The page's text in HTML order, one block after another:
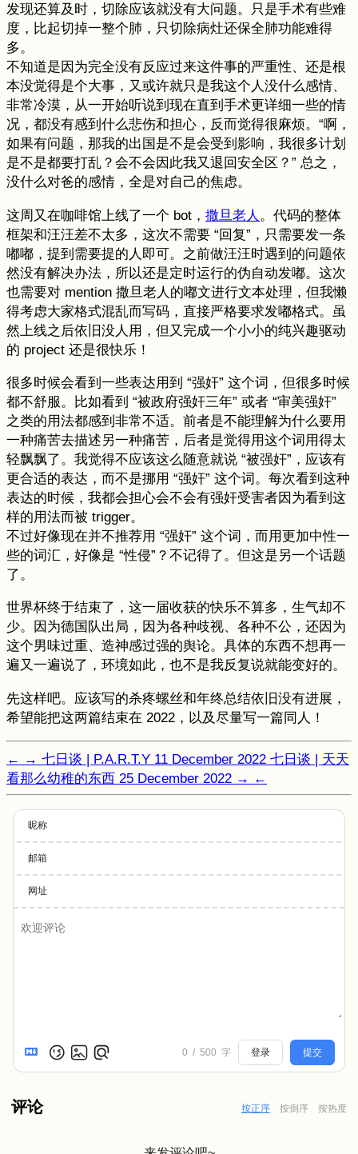
发现还算及时，切除应该就没有大问题。只是手术有些难
度，比起切掉一整个肺，只切除病灶还保全肺功能难得
多。
不知道是因为完全没有反应过来这件事的严重性、还是根
本没觉得是个大事，又或许就只是我这个人没什么感情、
非常冷漠，从一开始听说到现在直到手术更详细一些的情
况，都没有感到什么悲伤和担心，反而觉得很麻烦。“啊，
如果有问题，那我的出国是不是会受到影响，我很多计划
是不是都要打乱？会不会因此我又退回安全区？” 总之，
没什么对爸的感情，全是对自己的焦虑。
这周又在咖啡馆上线了一个 bot， 撒旦老人 。代码的整体
框架和汪汪差不太多，这次不需要 “回复”，只需要发一条
嘟嘟，提到需要提的人即可。之前做汪汪时遇到的问题依
然没有解决办法，所以还是定时运行的伪自动发嘟。这次
也需要对 mention 撒旦老人的嘟文进行文本处理，但我懒
得考虑大家格式混乱而写码，直接严格要求发嘟格式。虽
然上线之后依旧没人用，但又完成一个小小的纯兴趣驱动
的 project 还是很快乐！
很多时候会看到一些表达用到 “强奸” 这个词，但很多时候
都不舒服。比如看到 “被政府强奸三年” 或者 “审美强奸”
之类的用法都感到非常不适。前者是不能理解为什么要用
一种痛苦去描述另一种痛苦，后者是觉得用这个词用得太
轻飘飘了。我觉得不应该这么随意就说 “被强奸”，应该有
更合适的表达，而不是挪用 “强奸” 这个词。每次看到这种
表达的时候，我都会担心会不会有强奸受害者因为看到这
样的用法而被 trigger。
不过好像现在并不推荐用 “强奸” 这个词，而用更加中性一
些的词汇，好像是 “性侵”？不记得了。但这是另一个话题
了。
世界杯终于结束了，这一届收获的快乐不算多，生气却不
少。因为德国队出局，因为各种歧视、各种不公，还因为
这个男味过重、造神感过强的舆论。具体的东西不想再一
遍又一遍说了，环境如此，也不是我反复说就能变好的。
先这样吧。应该写的杀疼螺丝和年终总结依旧没有进展，
希望能把这两篇结束在 2022，以及尽量写一篇同人！
← → 七日谈 | P.A.R.T.Y 11 December 2022 七日谈 | 天天
看那么幼稚的东西 25 December 2022 → ←
昵称
邮箱
网址
0 / 500 字 登录 提交
评论 按正序 按倒序 按热度